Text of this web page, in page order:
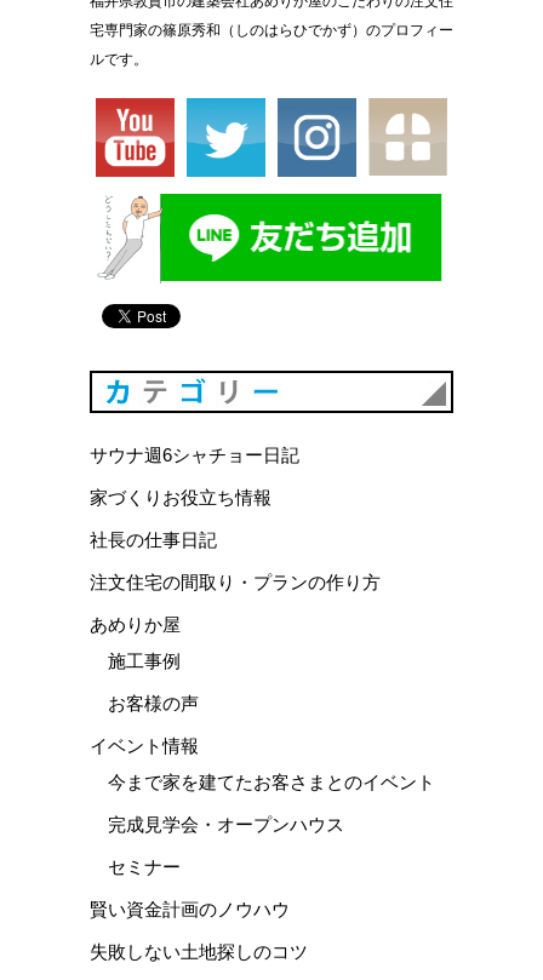
宅専門家の篠原秀和（しのはらひでかず）のプロフィー
ルです。
サウナ週6シャチョー日記
家づくりお役立ち情報
社長の仕事日記
注文住宅の間取り・プランの作り方
あめりか屋
施工事例
お客様の声
イベント情報
今まで家を建てたお客さまとのイベント
完成見学会・オープンハウス
セミナー
賢い資金計画のノウハウ
失敗しない土地探しのコツ